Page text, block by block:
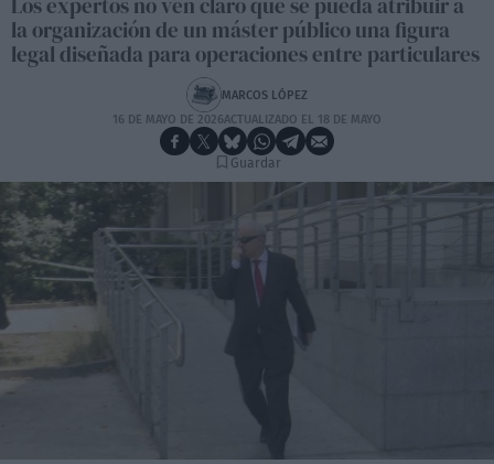
la organización de un máster público una figura
legal diseñada para operaciones entre particulares
MARCOS LÓPEZ
16 DE MAYO DE 2026ACTUALIZADO EL 18 DE MAYO
Guardar